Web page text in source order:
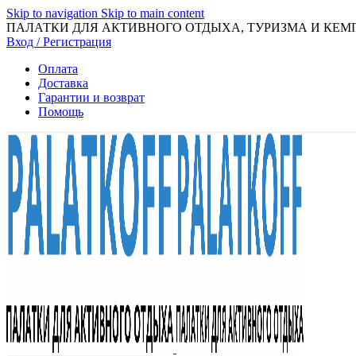
Skip to navigation Skip to main content
ПАЛАТКИ ДЛЯ АКТИВНОГО ОТДЫХА, ТУРИЗМА И
Вход / Регистрация
Оплата
Доставка
Гарантии и возврат
Помощь